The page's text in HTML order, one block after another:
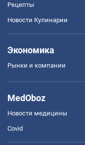
Рецепты
Новости Кулинарии
Экономика
Рынки и компании
MedOboz
Новости медицины
Covid